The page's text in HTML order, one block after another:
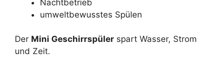
Nachtbetrieb
umweltbewusstes Spülen
Der Mini Geschirrspüler spart Wasser, Strom
und Zeit.